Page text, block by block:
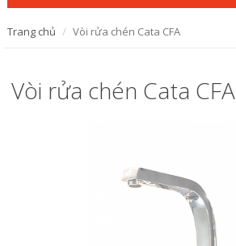
Trang chủ Vòi rửa chén Cata CFA
Vòi rửa chén Cata CFA